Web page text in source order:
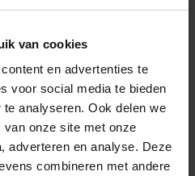
van cookies
en advertenties te
voor social media te bieden
analyseren. Ook delen we
onze site met onze
adverteren en analyse. Deze
combineren met andere